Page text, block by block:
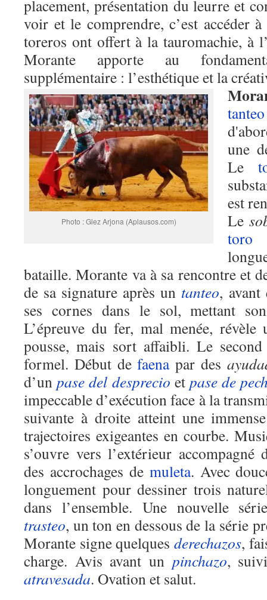
placement, présentation du leurre et
voir et le comprendre, c’est accéder
toreros ont offert à la tauromachie, à
Morante apporte au
supplémentaire : l’esthétique et la
Photo : Glez Arjona (Aplausos.com)
tanteo
une
Le
est
Le
toro
bataille. Morante va à sa rencontre et
de sa signature après un tanteo,
ses cornes dans le sol, mettant
L’épreuve du fer, mal menée,
pousse, mais sort affaibli. Le second
formel. Début defaenapar des
d’un pase del desprecio et pase de
impeccable d’exécution face à la
suivante à droite atteint une
trajectoires exigeantes en courbe.
s’ouvre vers l’extérieur
des accrochages de muleta. Avec
longuement pour dessiner trois
dans l’ensemble. Une nouvelle
trasteo, un ton en dessous de la série
Morante signe quelques derechazos,
charge. Avis avant un pinchazo,
atravesada. Ovation et salut.